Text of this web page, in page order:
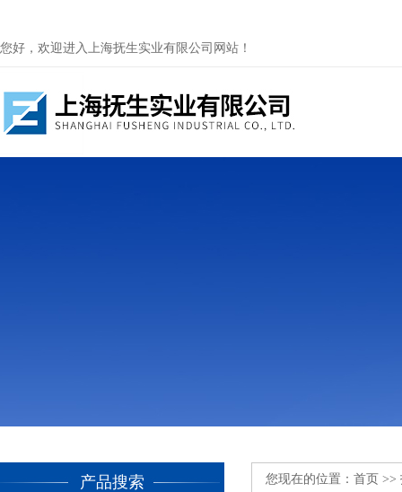
您好，欢迎进入上海抚生实业有限公司网站！
产品搜索 您现在的位置： 首页 >>